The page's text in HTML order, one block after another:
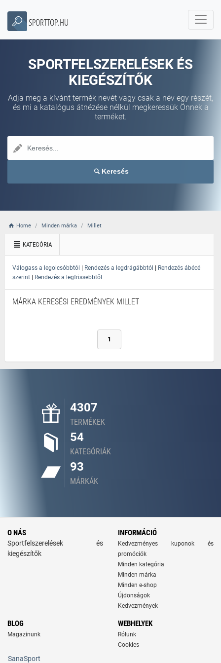
SPORTTOP.HU
SPORTFELSZERELÉSEK ÉS
KIEGÉSZÍTŐK
Adja meg a kívánt termék nevét vagy csak a név egy részét,
és mi a katalógus átnézése nélkül megkeressük Önnek a
terméket.
Keresés
Home Minden márka Millet
KATEGÓRIA
Válogass a legolcsóbbtól | Rendezés a legdrágábbtól | Rendezés ábécé
szerint | Rendezés a legfrissebbtől
MÁRKA KERESÉSI EREDMÉNYEK MILLET
1
4307
TERMÉKEK
54
KATEGÓRIÁK
93
MÁRKÁK
O NÁS
Sportfelszerelések és
kiegészítők
INFORMÁCIÓ
Kedvezményes kuponok és
promóciók
Minden kategória
Minden márka
Minden e-shop
Újdonságok
Kedvezmények
BLOG
Magazinunk
WEBHELYEK
Rólunk
Cookies
SanaSport